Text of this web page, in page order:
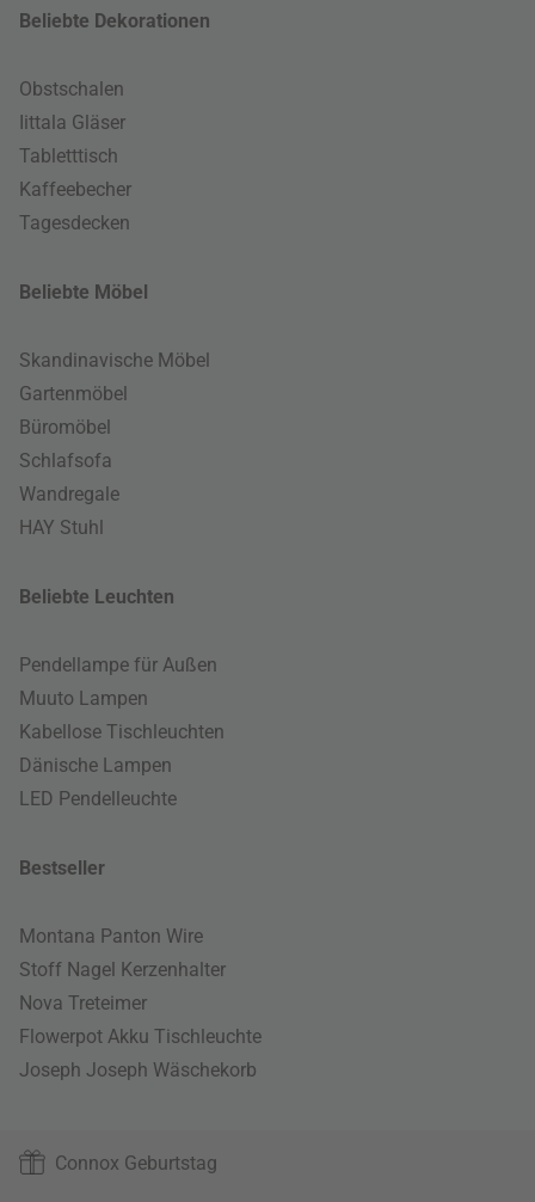
Beliebte Dekorationen
Obstschalen
Iittala Gläser
Tabletttisch
Kaffeebecher
Tagesdecken
Beliebte Möbel
Skandinavische Möbel
Gartenmöbel
Büromöbel
Schlafsofa
Wandregale
HAY Stuhl
Beliebte Leuchten
Pendellampe für Außen
Muuto Lampen
Kabellose Tischleuchten
Dänische Lampen
LED Pendelleuchte
Bestseller
Montana Panton Wire
Stoff Nagel Kerzenhalter
Nova Treteimer
Flowerpot Akku Tischleuchte
Joseph Joseph Wäschekorb
Connox Geburtstag